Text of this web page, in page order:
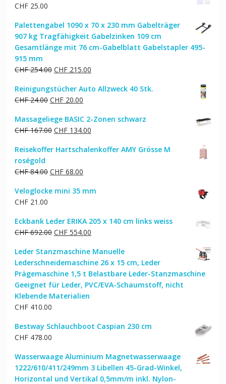
CHF25.00
Palettengabel 1090 x 70 x 230 mm Gabelträger
907 kg Tragfähigkeit Gabelzinken 109 cm
Gesamtlänge mit 76 cm-Gabelblatt Gabelstapler 495-
915 mm
CHF254.00 Ursprünglicher
war:
CHF 254.00
CHF215.00Aktueller
ist:
Reinigungstücher Auto Allzweck 40 Stk.
CHF24.00 Ursprünglicher
war:
CHF 24.00
CHF20.00Aktueller
ist:
CHF 20.00.
Massageliege BASIC 2-Zonen schwarz
CHF167.00 Ursprünglicher
war:
CHF134.00Aktueller
ist:
Reisekoffer Hartschalenkoffer AMY Grösse M
roségold
CHF84.00 Ursprünglicher
war:
CHF68.00Aktueller
ist:
Veloglocke mini 35 mm
CHF21.00
Eckbank Leder ERIKA 205 x 140 cm links weiss
CHF692.00 Ursprünglicher
war:
CHF 692.00
CHF554.00Aktueller
ist:
CHF 554.00.
Leder Stanzmaschine Manuelle
Lederschneidemaschine 26 x 15 cm, Leder
Prägemaschine 1,5 t Belastbare Leder-Stanzmaschine
Geeignet für Leder, PVC/EVA-Schaumstoff, nicht
Klebende Materialien
CHF410.00
Bestway Schlauchboot Caspian 230 cm
CHF478.00
Wasserwaage Aluminium Magnetwasserwaage
1222/610/411/249mm 3 Libellen 45-Grad-Winkel,
Horizontal und Vertikal 0,5mm/m inkl. Nylon-